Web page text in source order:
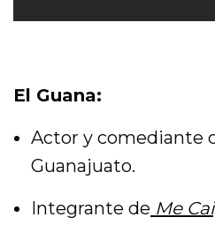
El Guana:
Actor y comediante
Guanajuato.
Integrante de Me